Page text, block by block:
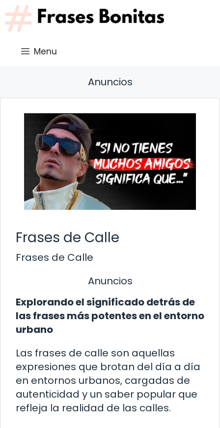
Saltar
al
contenido
Menu
Anuncios
Frases de Calle
Frases de Calle
Anuncios
Explorando el significado detrás de
las frases más potentes en el entorno
urbano
Las frases de calle son aquellas
expresiones que brotan del día a día
en entornos urbanos, cargadas de
autenticidad y un saber popular que
refleja la realidad de las calles.